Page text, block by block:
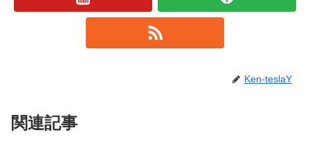
Ken-teslaY
関連記事